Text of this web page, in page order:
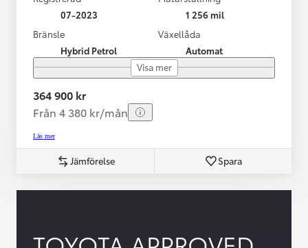
07-2023
1 256 mil
Bränsle
Hybrid Petrol
Växellåda
Automat
Visa mer
364 900 kr
Från 4 380 kr/mån
Läs mer
Jämförelse Spara